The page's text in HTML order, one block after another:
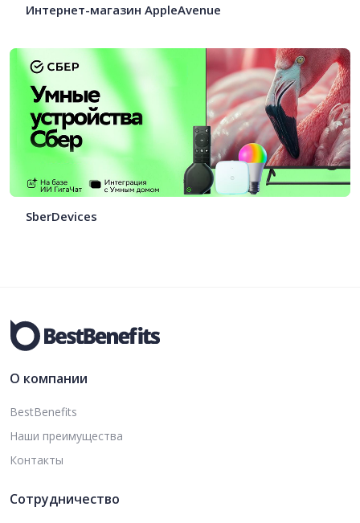
Интернет-магазин AppleAvenue
SberDevices
О компании
BestBenefits
Наши преимущества
Контакты
Сотрудничество